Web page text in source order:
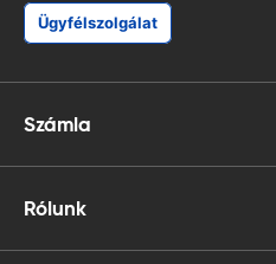
Ügyfélszolgálat
Számla
Rólunk